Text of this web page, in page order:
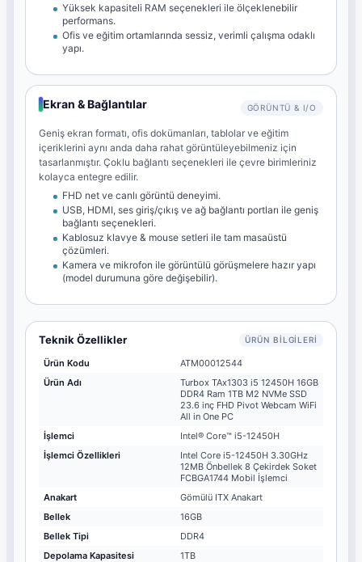
Yüksek kapasiteli RAM seçenekleri ile ölçeklenebilir
performans.
Ofis ve eğitim ortamlarında sessiz, verimli çalışma odaklı
yapı.
Ekran & Bağlantılar GÖRÜNTÜ & I/O
Geniş ekran formatı, ofis dokümanları, tablolar ve eğitim
içeriklerini aynı anda daha rahat görüntüleyebilmeniz için
tasarlanmıştır. Çoklu bağlantı seçenekleri ile çevre birimleriniz
kolayca entegre edilir.
FHD net ve canlı görüntü deneyimi.
USB, HDMI, ses giriş/çıkış ve ağ bağlantı portları ile geniş
bağlantı seçenekleri.
Kablosuz klavye & mouse setleri ile tam masaüstü
çözümleri.
Kamera ve mikrofon ile görüntülü görüşmelere hazır yapı
(model durumuna göre değişebilir).
Teknik Özellikler ÜRÜN BILGILERI
Ürün Kodu
ATM00012544
Ürün Adı
Turbox TAx1303 i5 12450H 16GB
DDR4 Ram 1TB M2 NVMe SSD
23.6 inç FHD Pivot Webcam WiFi
All in One PC
İşlemci
Intel® Core™ i5-12450H
İşlemci Özellikleri
Intel Core i5-12450H 3.30GHz
12MB Önbellek 8 Çekirdek Soket
FCBGA1744 Mobil İşlemci
Anakart
Gömülü ITX Anakart
Bellek
16GB
Bellek Tipi
DDR4
Depolama Kapasitesi
1TB